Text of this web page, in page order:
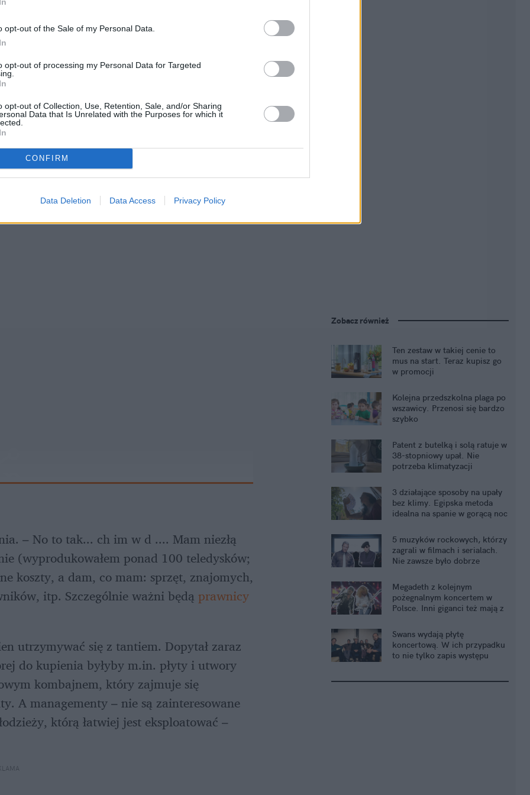
opt-out of the Sale of my Personal Data.
opt-out of processing my Personal Data for Targeted
opt-out of Collection, Use, Retention, Sale, and/or Sharing
Data that Is Unrelated with the Purposes for which it
CONFIRM
Data Deletion Data Access Privacy Policy
– No to tak... ch im w d .... Mam niezłą
(wyprodukowałem ponad 100 teledysków;
koszty, a dam, co mam: sprzęt, znajomych,
itp. Szczególnie ważni będą prawnicy
utrzymywać się z tantiem. Dopytał zaraz
do kupienia byłyby m.in. płyty i utwory
kombajnem, który zajmuje się
A managementy – nie są zainteresowane
którą łatwiej jest eksploatować –
Zobacz również
Ten zestaw w takiej cenie to
mus na start. Teraz kupisz go
w promocji
Kolejna przedszkolna plaga po
wszawicy. Przenosi się bardzo
szybko
Patent z butelką i solą ratuje w
38-stopniowy upał. Nie
potrzeba klimatyzacji
3 działające sposoby na upały
bez klimy. Egipska metoda
idealna na spanie w gorącą noc
5 muzyków rockowych, którzy
zagrali w filmach i serialach.
Nie zawsze było dobrze
Megadeth z kolejnym
pożegnalnym koncertem w
Polsce. Inni giganci też mają z
Swans wydają płytę
koncertową. W ich przypadku
to nie tylko zapis występu